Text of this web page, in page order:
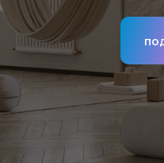
скоро